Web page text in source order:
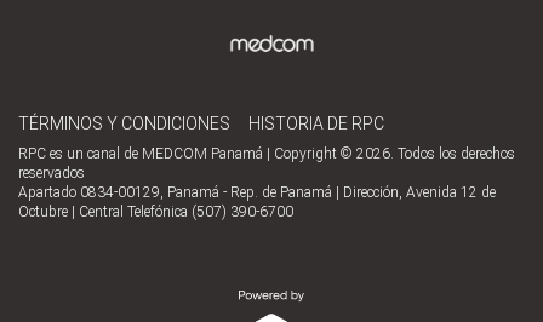
TÉRMINOS Y CONDICIONES HISTORIA DE RPC
RPC es un canal de MEDCOM Panamá | Copyright © 2026. Todos los derechos
reservados
Apartado 0834-00129, Panamá - Rep. de Panamá | Dirección, Avenida 12 de
Octubre | Central Telefónica (507) 390-6700